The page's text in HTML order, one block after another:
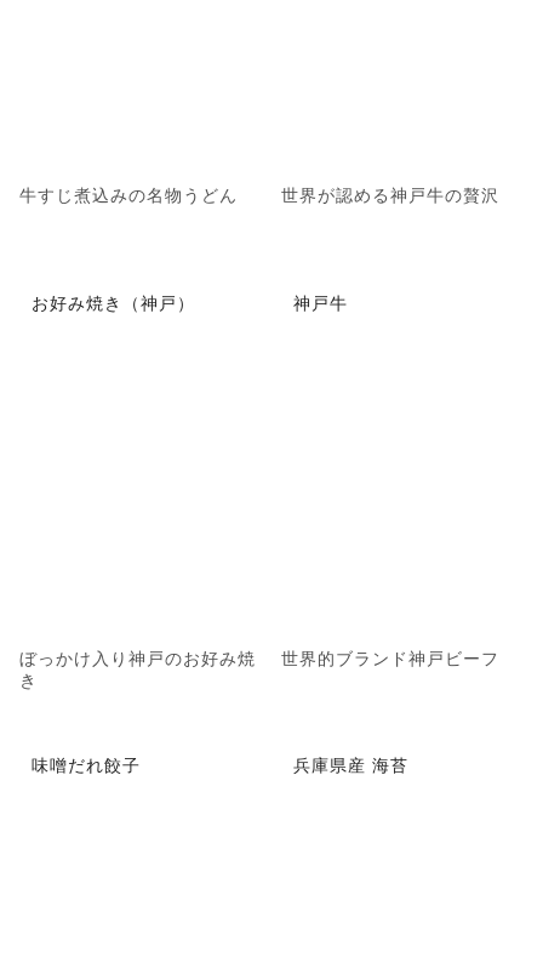
牛すじ煮込みの名物うどん 世界が認める神戸牛の贅沢
お好み焼き（神戸）
ぼっかけ入り神戸のお好み焼
き
神戸牛
世界的ブランド神戸ビーフ
味噌だれ餃子 兵庫県産 海苔